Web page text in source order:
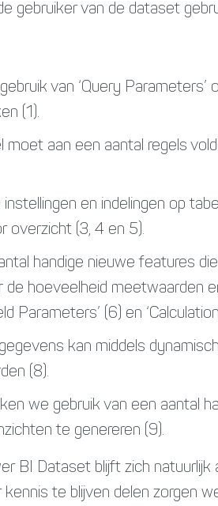
gebruiker van de dataset
van ‘Query
(1).
moet aan een aantal regels
instellingen en indelingen op
overzicht (3, 4 en 5).
handige nieuwe features
de hoeveelheid meetwaarden
Parameters’ (6) en
kan middels
(8).
we gebruik van een aantal
te genereren (9).
BI Dataset blijft zich natuurlijk
kennis te blijven delen zorgen